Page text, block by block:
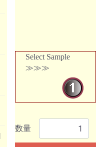
Select Sample
≫≫≫
数量